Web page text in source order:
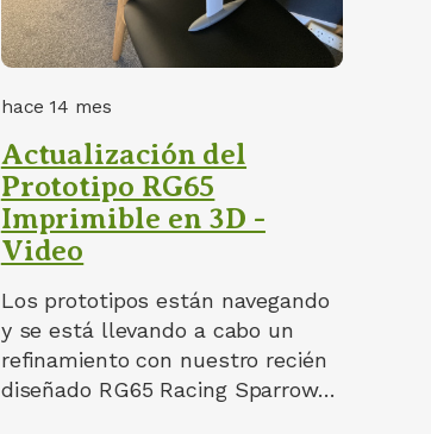
hace 14 mes
Actualización del
Prototipo RG65
Imprimible en 3D -
Video
Los prototipos están navegando
y se está llevando a cabo un
refinamiento con nuestro recién
diseñado RG65 Racing Sparrow…